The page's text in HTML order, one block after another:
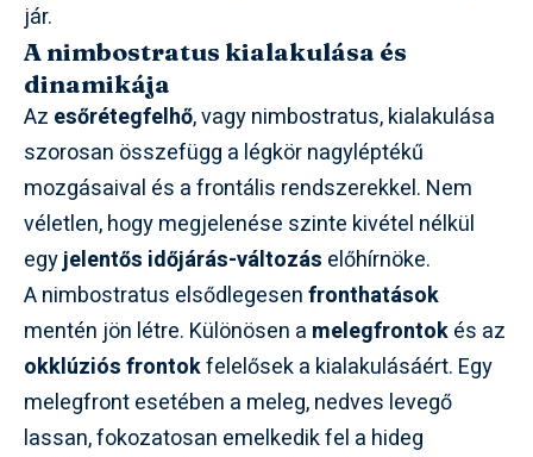
jár.
A nimbostratus kialakulása és
dinamikája
Az esőrétegfelhő, vagy nimbostratus, kialakulása
szorosan összefügg a légkör nagyléptékű
mozgásaival és a frontális rendszerekkel. Nem
véletlen, hogy megjelenése szinte kivétel nélkül
egyjelentős időjárás-változás előhírnöke.
A nimbostratus elsődlegesenfronthatások
mentén jön létre. Különösen a melegfrontokés az
okklúziós frontokfelelősek a kialakulásáért. Egy
melegfront esetében a meleg, nedves levegő
lassan, fokozatosan emelkedik fel a hideg